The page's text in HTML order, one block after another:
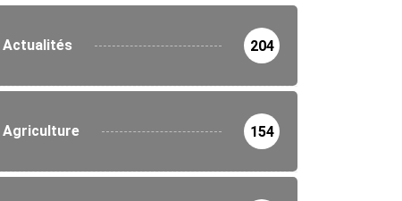
Actualités 204
Agriculture 154